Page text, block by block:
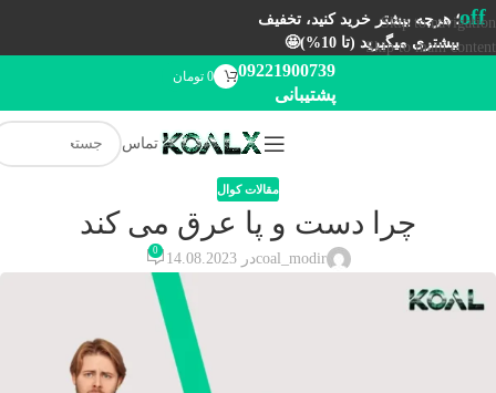
Skip to navigation
Skip to main content
off؛ هرچه بیشتر خرید کنید، تخفیف
بیشتری میگیرید (تا 10%)🤩
09221900739
پشتیبانی
0 تومان
تماس
مقالات کوال
چرا دست و پا عرق می کند
coal_modirدر 14.08.2023 0